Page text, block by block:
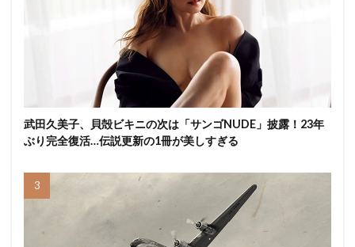
武田久美子、貝殻ビキニの次は「サンゴNUDE」披露！23年
ぶり完全復活…伝説更新の1冊が美しすぎる